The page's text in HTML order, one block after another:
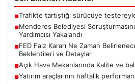
■Trafikte tartıştığı sürücüye
■Menderes Belediyesi
Yardımcısı Yakalandı
■FED Faiz Kararı Ne Zaman
Beklentileri ve Detaylar
■Açık Hava Mekanlarında Kalite ve
■Yatırım araçlarının haftalık